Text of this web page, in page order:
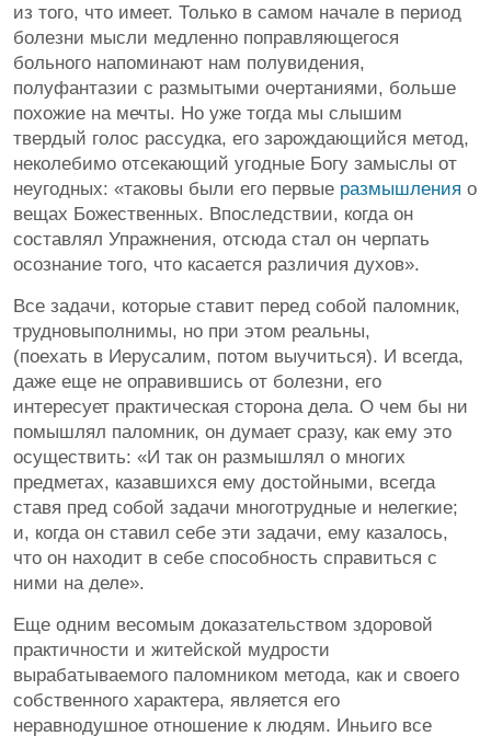
из того, что имеет. Только в самом начале в период
болезни мысли медленно поправляющегося
больного напоминают нам полувидения,
полуфантазии с размытыми очертаниями, больше
похожие на мечты. Но уже тогда мы слышим
твердый голос рассудка, его зарождающийся метод,
неколебимо отсекающий угодные Богу замыслы от
неугодных: «таковы были его первые размышления о
вещах Божественных. Впоследствии, когда он
составлял Упражнения, отсюда стал он черпать
осознание того, что касается различия духов».
Все задачи, которые ставит перед собой паломник,
трудновыполнимы, но при этом реальны,
(поехать в Иерусалим, потом выучиться). И всегда,
даже еще не оправившись от болезни, его
интересует практическая сторона дела. О чем бы ни
помышлял паломник, он думает сразу, как ему это
осуществить: «И так он размышлял о многих
предметах, казавшихся ему достойными, всегда
ставя пред собой задачи многотрудные и нелегкие;
и, когда он ставил себе эти задачи, ему казалось,
что он находит в себе способность справиться с
ними на деле».
Еще одним весомым доказательством здоровой
практичности и житейской мудрости
вырабатываемого паломником метода, как и своего
собственного характера, является его
неравнодушное отношение к людям. Иньиго все